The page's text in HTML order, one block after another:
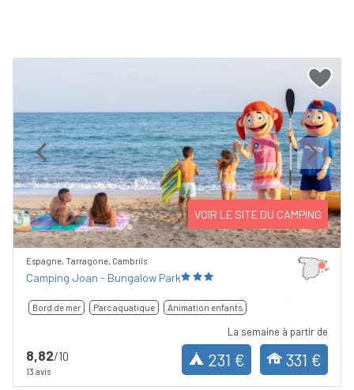
Previous Next
VOIR LE SITE DU CAMPING
Espagne, Tarragone, Cambrils
Camping Joan - Bungalow Park
Bord de mer Parc aquatique Animation enfants
8,82/10
13 avis
La semaine à partir de
231 € 331 €